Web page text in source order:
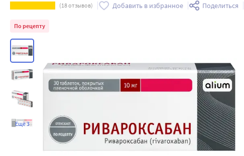
(18отзывов) Добавить в избранное Поделиться
По рецепту
Ещё 3